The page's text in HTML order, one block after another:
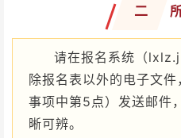
二
请在报名系统（
除报名表以外的电子文
事项中第5点）发送邮件
晰可辨。